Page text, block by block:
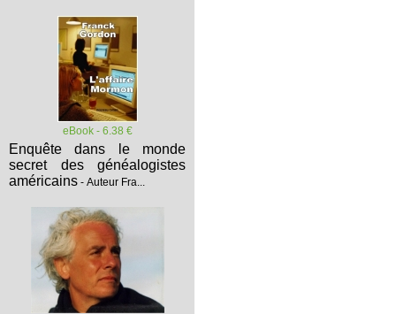
eBook - 6.38 €
Enquête dans le monde
secret des généalogistes
américains - Auteur Fra...